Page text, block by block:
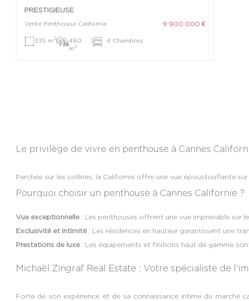
PRESTIGIEUSE
Vente Penthouse Californie 9 900 000 €
335 m 2|
480
m 2
| 4 Chambres
Le privilège de vivre en penthouse à Cannes
Perchée sur les collines, la Californie offre une vue époustouflante sur
Pourquoi choisir un penthouse à Cannes Californie ?
Vue exceptionnelle : Les penthouses offrent une vue imprenable sur
Exclusivité et intimité : Les résidences en hauteur garantissent une
Prestations de luxe : Les équipements et finitions haut de gamme
Michaël Zingraf Real Estate : Votre spécialiste de
Forte de son expérience et de sa connaissance intime du marché